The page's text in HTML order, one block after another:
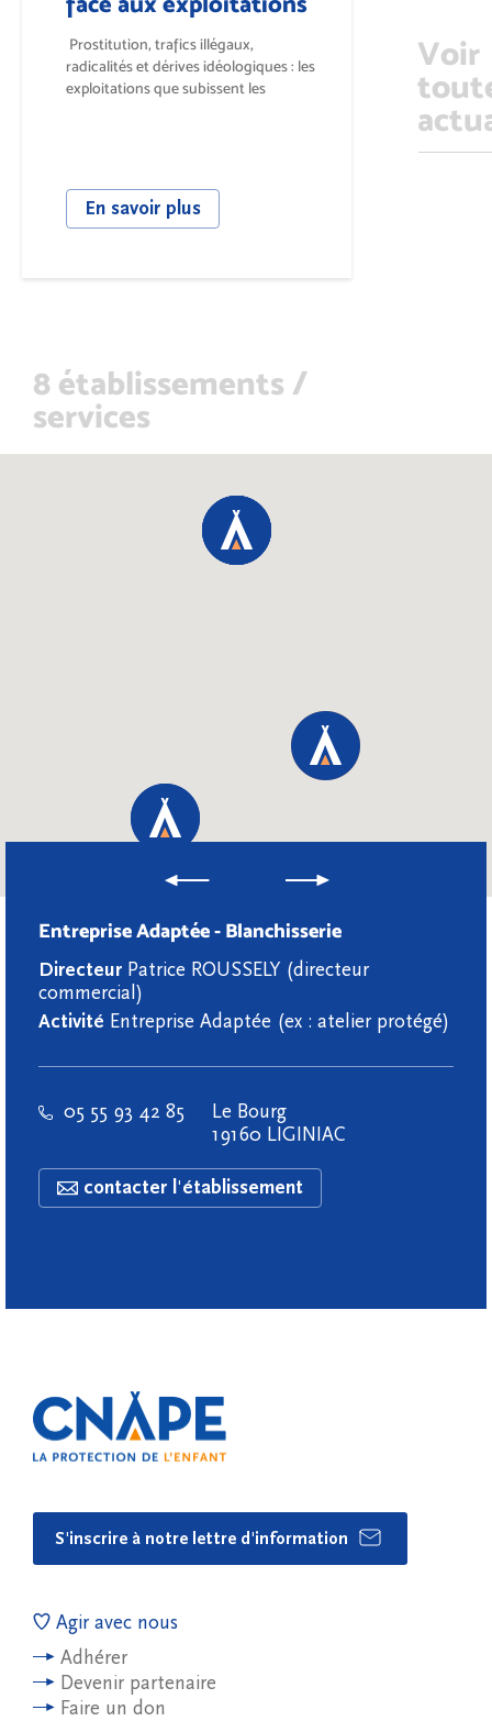
Prostitution, trafics illégaux,
radicalités et dérives idéologiques : les
exploitations que subissent les
En savoir plus
Voir
8 établissements /
services
Entreprise Adaptée - Blanchisserie
Directeur Patrice ROUSSELY (directeur
commercial)
Activité Entreprise Adaptée (ex : atelier protégé)
05 55 93 42 85
Le Bourg
19160 LIGINIAC
contacter l'établissement
S'inscrire à notre lettre d'information
Agir avec nous
Adhérer
Devenir partenaire
Faire un don